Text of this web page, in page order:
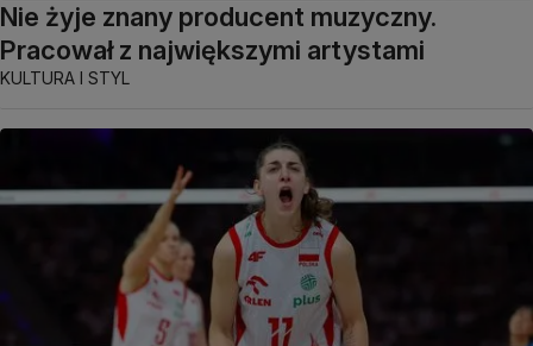
Nie żyje znany producent muzyczny.
Pracował z największymi artystami
KULTURA I STYL